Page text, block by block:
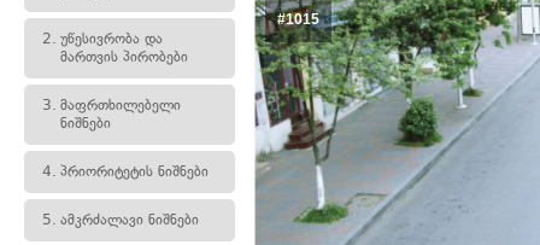
2. უწესივრობა და
მართვის პირობები
3. მაფრთხილებელი
ნიშნები
4. პრიორიტეტის ნიშნები
5. ამკრძალავი ნიშნები
#1015